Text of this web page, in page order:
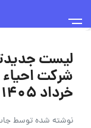
لیست
خرداد ۱۴۰۵
نوشته شده توسط